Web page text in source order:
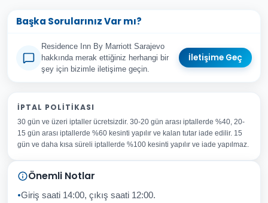
Başka Sorularınız Var mı?
Residence Inn By Marriott Sarajevo
hakkında merak ettiğiniz herhangi bir
şey için bizimle iletişime geçin.
İletişime Geç
Adınız Soyadınız
E-posta Adresiniz
Konu
Sorunuz
İPTAL POLITIKASI
30 gün ve üzeri iptaller ücretsizdir. 30-20 gün arası iptallerde %40, 20-
15 gün arası iptallerde %60 kesinti yapılır ve kalan tutar iade edilir. 15
gün ve daha kısa süreli iptallerde %100 kesinti yapılır ve iade yapılmaz.
Önemli Notlar
Giriş saati 14:00, çıkış saati 12:00.